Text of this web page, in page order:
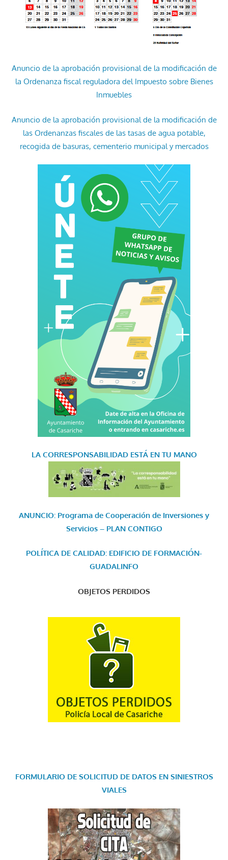
Anuncio de la aprobación provisional de la modificación de
la Ordenanza fiscal reguladora del Impuesto sobre Bienes
Inmuebles
Anuncio de la aprobación provisional de la modificación de
las Ordenanzas fiscales de las tasas de agua potable,
recogida de basuras, cementerio municipal y mercados
LA CORRESPONSABILIDAD ESTÁ EN TU MANO
ANUNCIO: Programa de Cooperación de Inversiones y
Servicios – PLAN CONTIGO
POLÍTICA DE CALIDAD: EDIFICIO DE FORMACIÓN-
GUADALINFO
OBJETOS PERDIDOS
FORMULARIO DE SOLICITUD DE DATOS EN SINIESTROS
VIALES